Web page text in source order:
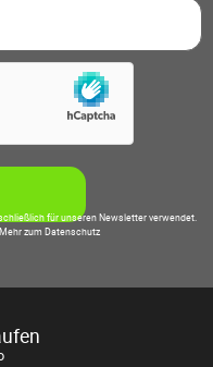
für unseren Newsletter verwendet.
Mehr zum Datenschutz